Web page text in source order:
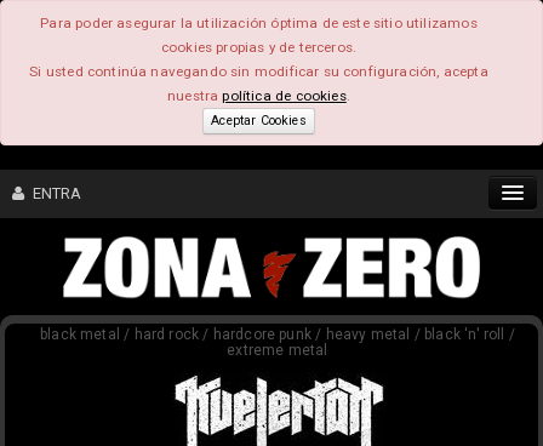
Para poder asegurar la utilización óptima de este sitio utilizamos
cookies propias y de terceros.
Si usted continúa navegando sin modificar su configuración, acepta
nuestrapolítica de cookies.
Aceptar Cookies
ENTRA
CONTENIDO
black metal / hard rock / hardcore punk / heavy metal / black 'n' roll /
extreme metal